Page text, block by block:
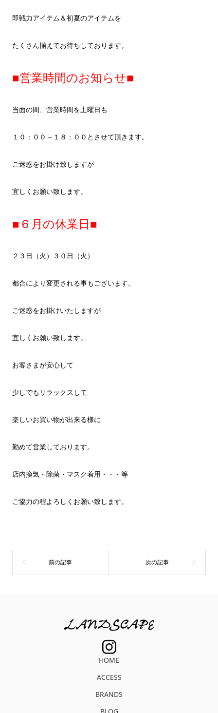
即戦力アイテム＆初夏のアイテムを
たくさん揃えてお待ちしております。
■営業時間のお知らせ■
当面の間、営業時間を土曜日も
１０：００～１８：００とさせて頂きます。
ご迷惑をお掛け致しますが
宜しくお願い致します。
■６月の休業日■
２３日（火）３０日（火）
都合により変更される事もございます。
ご迷惑をお掛けいたしますが
宜しくお願い致します。
お客さまが安心して
少しでもリラックスして
楽しいお買い物が出来る様に
勤めて営業しております。
店内換気・除菌・マスク着用・・・等
ご協力の程よろしくお願い致します。
HOME
ACCESS
BRANDS
BLOG